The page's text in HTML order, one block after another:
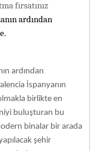
fırsatınız
ardından
ardından
İspanyanın
birlikte en
buluşturan bu
binalar bir arada
şehir